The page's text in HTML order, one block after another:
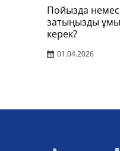
Пойызда
затыңызды
керек?
01.04.2026